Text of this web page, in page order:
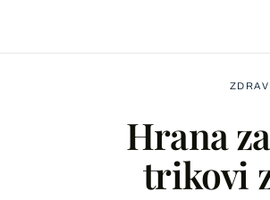
Hrana
trikovi